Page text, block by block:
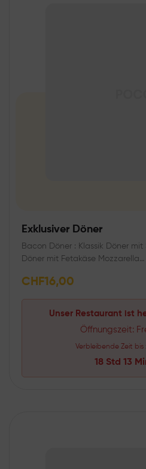
Exklusiver Döner
Bacon Döner : Klassik Döner
Döner mit Fetakäse Mozzarella…
CHF16,00
Unser Restaurant ist
Öffnungszeit:
Verbleibende Zeit bis
18 Std 13